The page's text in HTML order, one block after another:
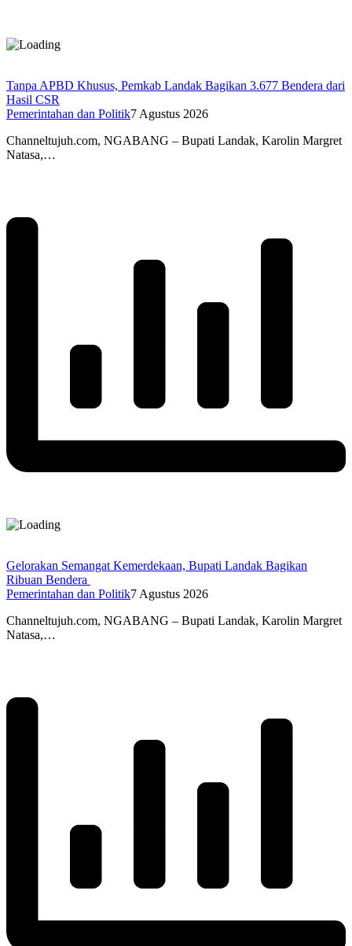
Tanpa APBD Khusus, Pemkab Landak Bagikan 3.677 Bendera dari
Hasil CSR
Pemerintahan dan Politik7 Agustus 2026
Channeltujuh.com, NGABANG – Bupati Landak, Karolin Margret
Natasa,…
Gelorakan Semangat Kemerdekaan, Bupati Landak Bagikan
Ribuan Bendera
Pemerintahan dan Politik7 Agustus 2026
Channeltujuh.com, NGABANG – Bupati Landak, Karolin Margret
Natasa,…